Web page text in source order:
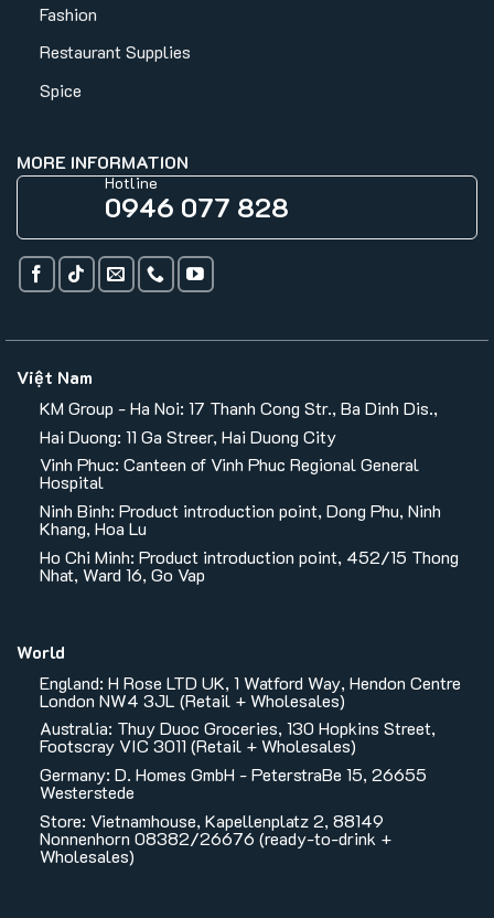
Fashion
Restaurant Supplies
Spice
MORE INFORMATION
Hotline
0946 077 828
Việt Nam
KM Group - Ha Noi: 17 Thanh Cong Str., Ba Dinh Dis.,
Hai Duong: 11 Ga Streer, Hai Duong City
Vinh Phuc: Canteen of Vinh Phuc Regional General
Hospital
Ninh Binh: Product introduction point, Dong Phu, Ninh
Khang, Hoa Lu
Ho Chi Minh: Product introduction point, 452/15 Thong
Nhat, Ward 16, Go Vap
World
England: H Rose LTD UK, 1 Watford Way, Hendon Centre
London NW4 3JL (Retail + Wholesales)
Australia: Thuy Duoc Groceries, 130 Hopkins Street,
Footscray VIC 3011 (Retail + Wholesales)
Germany: D. Homes GmbH - PeterstraBe 15, 26655
Westerstede
Store: Vietnamhouse, Kapellenplatz 2, 88149
Nonnenhorn 08382/26676 (ready-to-drink +
Wholesales)